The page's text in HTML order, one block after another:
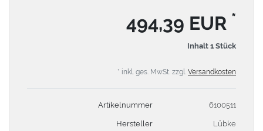
494,39 EUR *
Inhalt 1 Stück
* inkl. ges. MwSt. zzgl. Versandkosten
Artikelnummer 6100511
Hersteller Lübke